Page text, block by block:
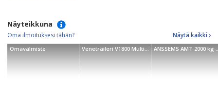
Näyteikkuna
Oma ilmoituksesi tähän? Näytä kaikki ›
Omavalmiste